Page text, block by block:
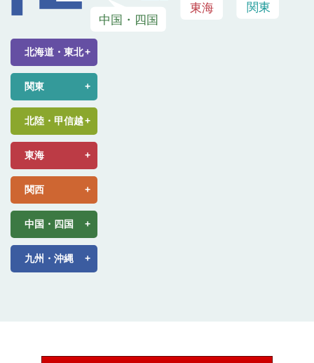
北海道・東北
関東
北陸・甲信越
東海
関西
中国・四国
九州・沖縄